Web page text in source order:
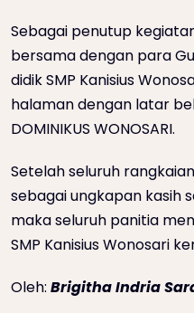
Sebagai penutup
bersama dengan para
didik SMP Kanisius
halaman dengan latar
DOMINIKUS WONOSARI.
Setelah seluruh
sebagai ungkapan kasih
maka seluruh panitia
SMP Kanisius Wonosari
Oleh: Brigitha Indria